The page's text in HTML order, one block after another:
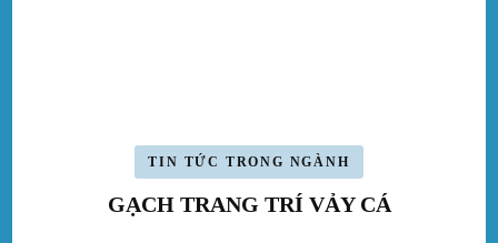
TIN TỨC TRONG NGÀNH
GẠCH TRANG TRÍ VẢY CÁ